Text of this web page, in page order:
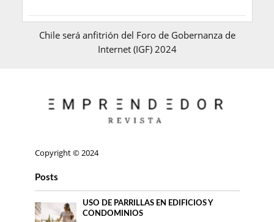
Chile será anfitrión del Foro de Gobernanza de
Internet (IGF) 2024
Copyright © 2024
Posts
USO DE PARRILLAS EN EDIFICIOS Y
CONDOMINIOS